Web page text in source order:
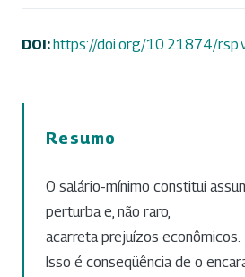
DOI:https://doi.org/10.21874/
Resumo
O salário-mínimo constitui
perturba e, não raro,
acarreta prejuízos econômicos.
Isso é conseqüência de o